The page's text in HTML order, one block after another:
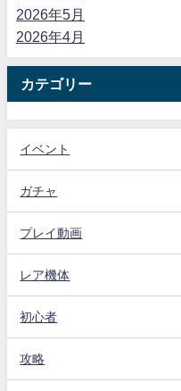
2026年5月
2026年4月
カテゴリー
イベント
ガチャ
プレイ動画
レア機体
初心者
攻略